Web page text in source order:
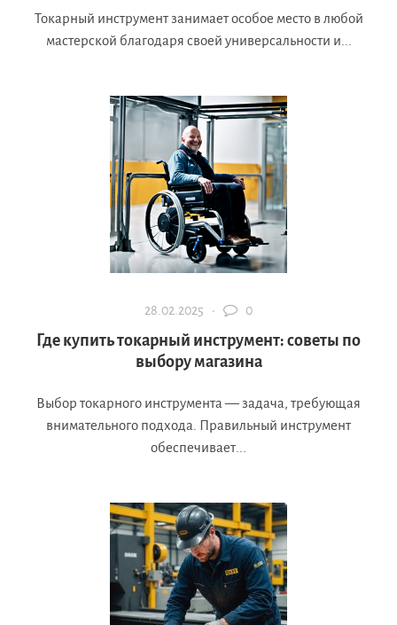
Токарный инструмент занимает особое место в любой
мастерской благодаря своей универсальности и...
28.02.2025 · 0
Где купить токарный инструмент: советы по
выбору магазина
Выбор токарного инструмента — задача, требующая
внимательного подхода. Правильный инструмент
обеспечивает...